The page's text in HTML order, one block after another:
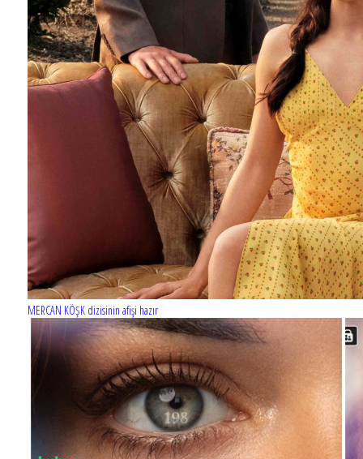
Barış Manço'nun mirasçıları mahkemede!
MERCAN KÖŞK dizisinin afişi hazır